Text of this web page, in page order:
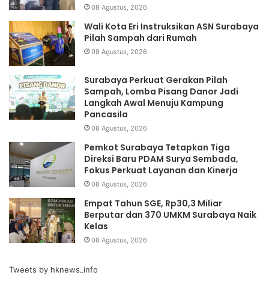
08 Agustus, 2026
Wali Kota Eri Instruksikan ASN Surabaya
Pilah Sampah dari Rumah
08 Agustus, 2026
Surabaya Perkuat Gerakan Pilah
Sampah, Lomba Pisang Danor Jadi
Langkah Awal Menuju Kampung
Pancasila
08 Agustus, 2026
Pemkot Surabaya Tetapkan Tiga
Direksi Baru PDAM Surya Sembada,
Fokus Perkuat Layanan dan Kinerja
08 Agustus, 2026
Empat Tahun SGE, Rp30,3 Miliar
Berputar dan 370 UMKM Surabaya Naik
Kelas
08 Agustus, 2026
Tweets by hknews_info